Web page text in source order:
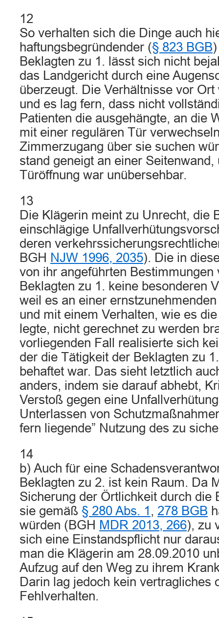
12
So verhalten sich die Dinge auch
haftungsbegründender (§ 823 BGB
Beklagten zu 1. lässt sich nicht
das Landgericht durch eine
überzeugt. Die Verhältnisse vor
und es lag fern, dass nicht
Patienten die ausgehängte, an die
mit einer regulären Tür
Zimmerzugang über sie suchen
stand geneigt an einer
Türöffnung war unübersehbar.
13
Die Klägerin meint zu Unrecht, die
einschlägige
deren
BGH NJW 1996, 2035). Die in
von ihr angeführten Bestimmungen
Beklagten zu 1. keine besonderen
weil es an einer
und mit einem Verhalten, wie es
legte, nicht gerechnet zu werden
vorliegenden Fall realisierte sich
der die Tätigkeit der Beklagten zu
behaftet war. Das sieht letztlich
anders, indem sie darauf abhebt,
Verstoß gegen eine
Unterlassen von
fern liegende” Nutzung des zu
14
b) Auch für eine
Beklagten zu 2. ist kein Raum. Da
Sicherung der Örtlichkeit durch die
sie gemäß § 280 Abs. 1 , 278 BGB
würden (BGH MDR 2013, 266), zu
sich eine Einstandspflicht nur
man die Klägerin am 28.09.2010
Aufzug auf den Weg zu ihrem
Darin lag jedoch kein vertragliches
Fehlverhalten.